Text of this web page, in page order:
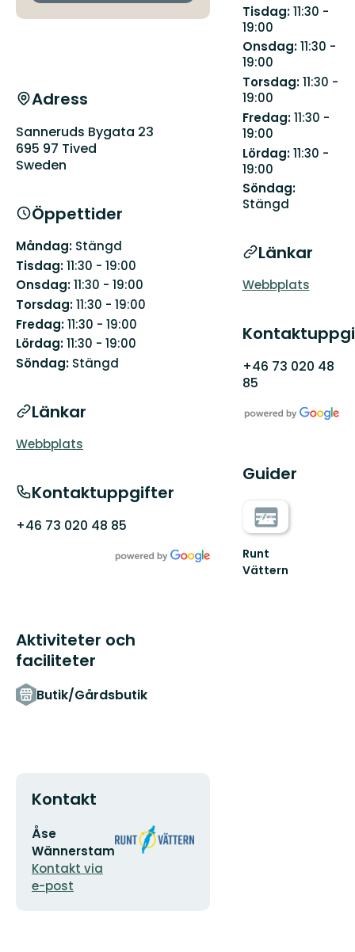
Adress
Sanneruds Bygata 23
695 97 Tived
Sweden
Öppettider
Måndag: Stängd
Tisdag:11:30 - 19:00
Onsdag:11:30 - 19:00
Torsdag:11:30 - 19:00
Fredag:11:30 - 19:00
Lördag:11:30 - 19:00
Söndag: Stängd
Länkar
Webbplats
Kontaktuppgifter
+46 73 020 48 85
Aktiviteter och
faciliteter
Butik/Gårdsbutik
Kontakt
E-
postadress
Åse
Wännerstam
Kontakt via
e-post
Organisationens
logotyp
Tisdag:11:30 -
19:00
Onsdag:11:30 -
19:00
Torsdag:11:30 -
19:00
Fredag:11:30 -
19:00
Lördag:11:30 -
19:00
Söndag:
Stängd
Länkar
Webbplats
+46 73 020 48
85
Guider
Runt
Vättern